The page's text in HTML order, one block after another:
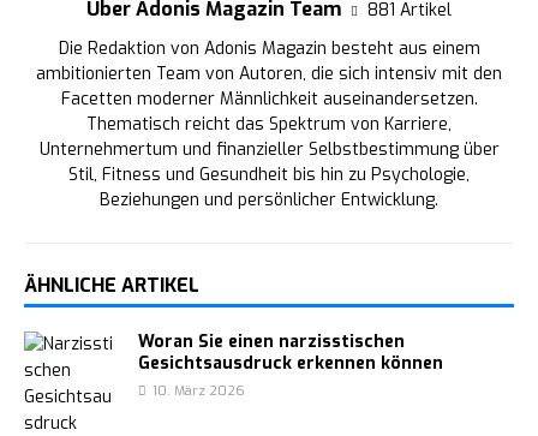
Über Adonis Magazin Team
881 Artikel
Die Redaktion von Adonis Magazin besteht aus einem
ambitionierten Team von Autoren, die sich intensiv mit den
Facetten moderner Männlichkeit auseinandersetzen.
Thematisch reicht das Spektrum von Karriere,
Unternehmertum und finanzieller Selbstbestimmung über
Stil, Fitness und Gesundheit bis hin zu Psychologie,
Beziehungen und persönlicher Entwicklung.
ÄHNLICHE ARTIKEL
Woran Sie einen narzisstischen
Gesichtsausdruck erkennen können
10. März 2026